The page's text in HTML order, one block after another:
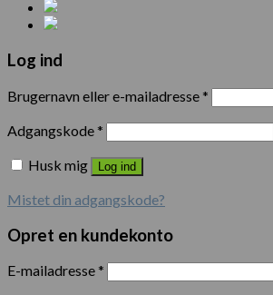
Log ind
Brugernavn eller e-mailadresse*
Adgangskode*
Husk mig
Log ind
Mistet din adgangskode?
Opret en kundekonto
E-mailadresse*